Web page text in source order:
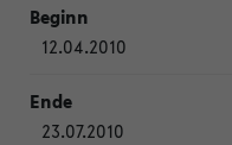
12.04.2010
23.07.2010